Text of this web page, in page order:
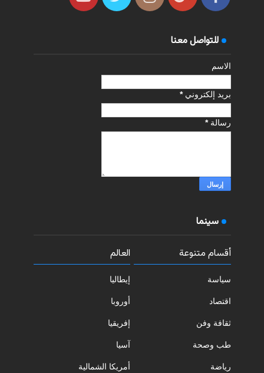
للتواصل معنا
الاسم
بريد إلكتروني*
رسالة*
سينما
أقسام متنوعة
سياسة
اقتصاد
ثقافة وفن
طب وصحة
رياضة
العالم
إيطاليا
أوروبا
إفريقيا
آسيا
أمريكا الشمالية